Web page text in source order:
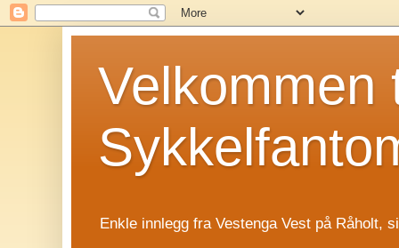
Velkommen
Enkle innlegg fra Vestenga Vest på Råholt,